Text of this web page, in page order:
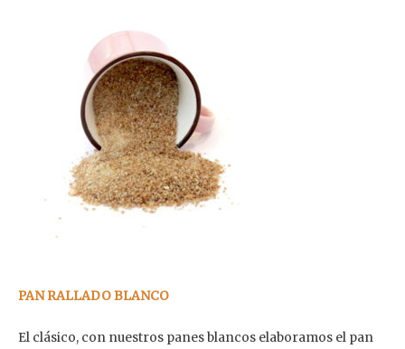
PAN RALLADO BLANCO
El clásico, con nuestros panes blancos elaboramos el pan